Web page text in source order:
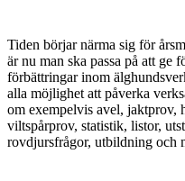
Tiden börjar närma sig för
är nu man ska passa på att ge
förbättringar inom
alla möjlighet att påverka
om exempelvis avel, jaktprov,
viltspårprov, statistik, listor,
rovdjursfrågor, utbildning och